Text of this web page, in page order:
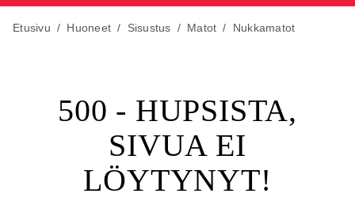
Etusivu / Huoneet / Sisustus / Matot / Nukkamatot
500 - HUPSISTA,
SIVUA EI
LÖYTYNYT!